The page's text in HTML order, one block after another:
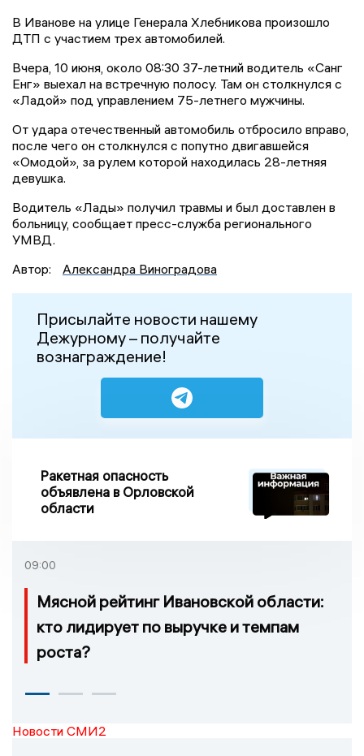
В Иванове на улице Генерала Хлебникова произошло
ДТП с участием трех автомобилей.
Вчера, 10 июня, около 08:30 37-летний водитель «Санг
Енг» выехал на встречную полосу. Там он столкнулся с
«Ладой» под управлением 75-летнего мужчины.
От удара отечественный автомобиль отбросило вправо,
после чего он столкнулся с попутно двигавшейся
«Омодой», за рулем которой находилась 28-летняя
девушка.
Водитель «Лады» получил травмы и был доставлен в
больницу, сообщает пресс-служба регионального
УМВД.
Автор:
Александра Виноградова
Присылайте новости нашему
Дежурному – получайте
вознаграждение!
Ракетная опасность
объявлена в Орловской
области
09:00
Мясной рейтинг Ивановской области:
кто лидирует по выручке и темпам
роста?
Новости СМИ2